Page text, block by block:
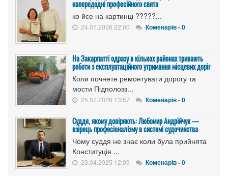
напередодні професійного свята
ко йсе на картинці ?????...
24.07.2026 22:00 Коменарів - 0
На Закарпатті одразу в кількох районах тривають
роботи з експлуатаційного утримання місцевих доріг
Коли почнете ремонтувати дорогу та
мости Підполозз...
25.07.2026 13:57 Коменарів - 0
Суддя, якому довіряють: Любомир Андрійчук —
взірець професіоналізму в системі судочинства
Чому суддя не знає коли була прийнята
Конституція ...
23.04.2025 12:09 Коменарів - 0